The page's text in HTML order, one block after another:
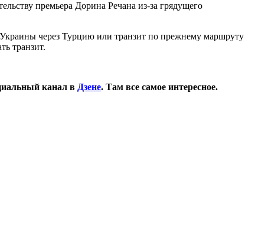
премьера Дорина Речана из-за грядущего
через Турцию или транзит по прежнему маршруту
транзит.
канал в Дзене. Там все самое интересное.